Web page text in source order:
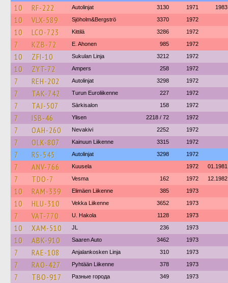
10
RF-222 Autolinjat 3130 1971 1983
10 VLX-589 Sjöholm&Bergströ 3370 1972
10 LCO-723 Kittilä 3286 1972
7 KZB-72 E. Ahonen 985 1972
10 ZFI-10 Sukulan Linja 3212 1972
10 ZYT-72 Ampers 258 1972
7 REH-202 Autolinjat 3298 1972
7 TAK-742 Turun Euroliikenne 227 1972
7 TAJ-507 Särkisalon 158 1972
7 ISB-46 Ylisen 2218 / 72 1972
7 OAH-260 Nevakivi 2252 1972
7 OLK-807 Kainuun Liikenne 3315 1972
7 RS-545 Autolinjat 3298 1972
7 ANV-766 Kuusela 1972 01.1981
7 TDO-7 Vesma 162 1972 12.1982
10 RAM-339 Elimäen Liikenne 385 1973
10 HLU-310 Vekka Liikenne 3652 1973
7 VAT-770 U. Hakola 1128 1973
10 XAM-510 JL 236 1973
10 ABK-910 Saaren Auto 3462 1973
7 RAE-108 Anjalankosken Linja 310 1973
7 RAO-427 Pyhtään Liikenne 378 1973
7 TBO-917 Разные города 349 1973